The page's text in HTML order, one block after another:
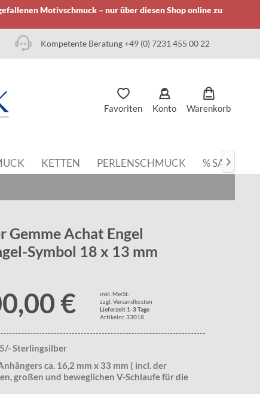
Motivschmuck – nur über diesen Shop online zu
Kompetente Beratung +49 (0) 7231 455 00 22
Favoriten Konto Warenkorb
KETTEN PERLENSCHMUCK % SALE

Gemme Achat Engel
Symbol 18 x 13 mm
€
inkl. MwSt.
zzgl. Versandkosten
Lieferzeit 1-3 Tage
Artikelnr. 33018
Sterlingsilber
ca. 16,2 mm x 33 mm ( incl. der
großen und beweglichen V-Schlaufe für die